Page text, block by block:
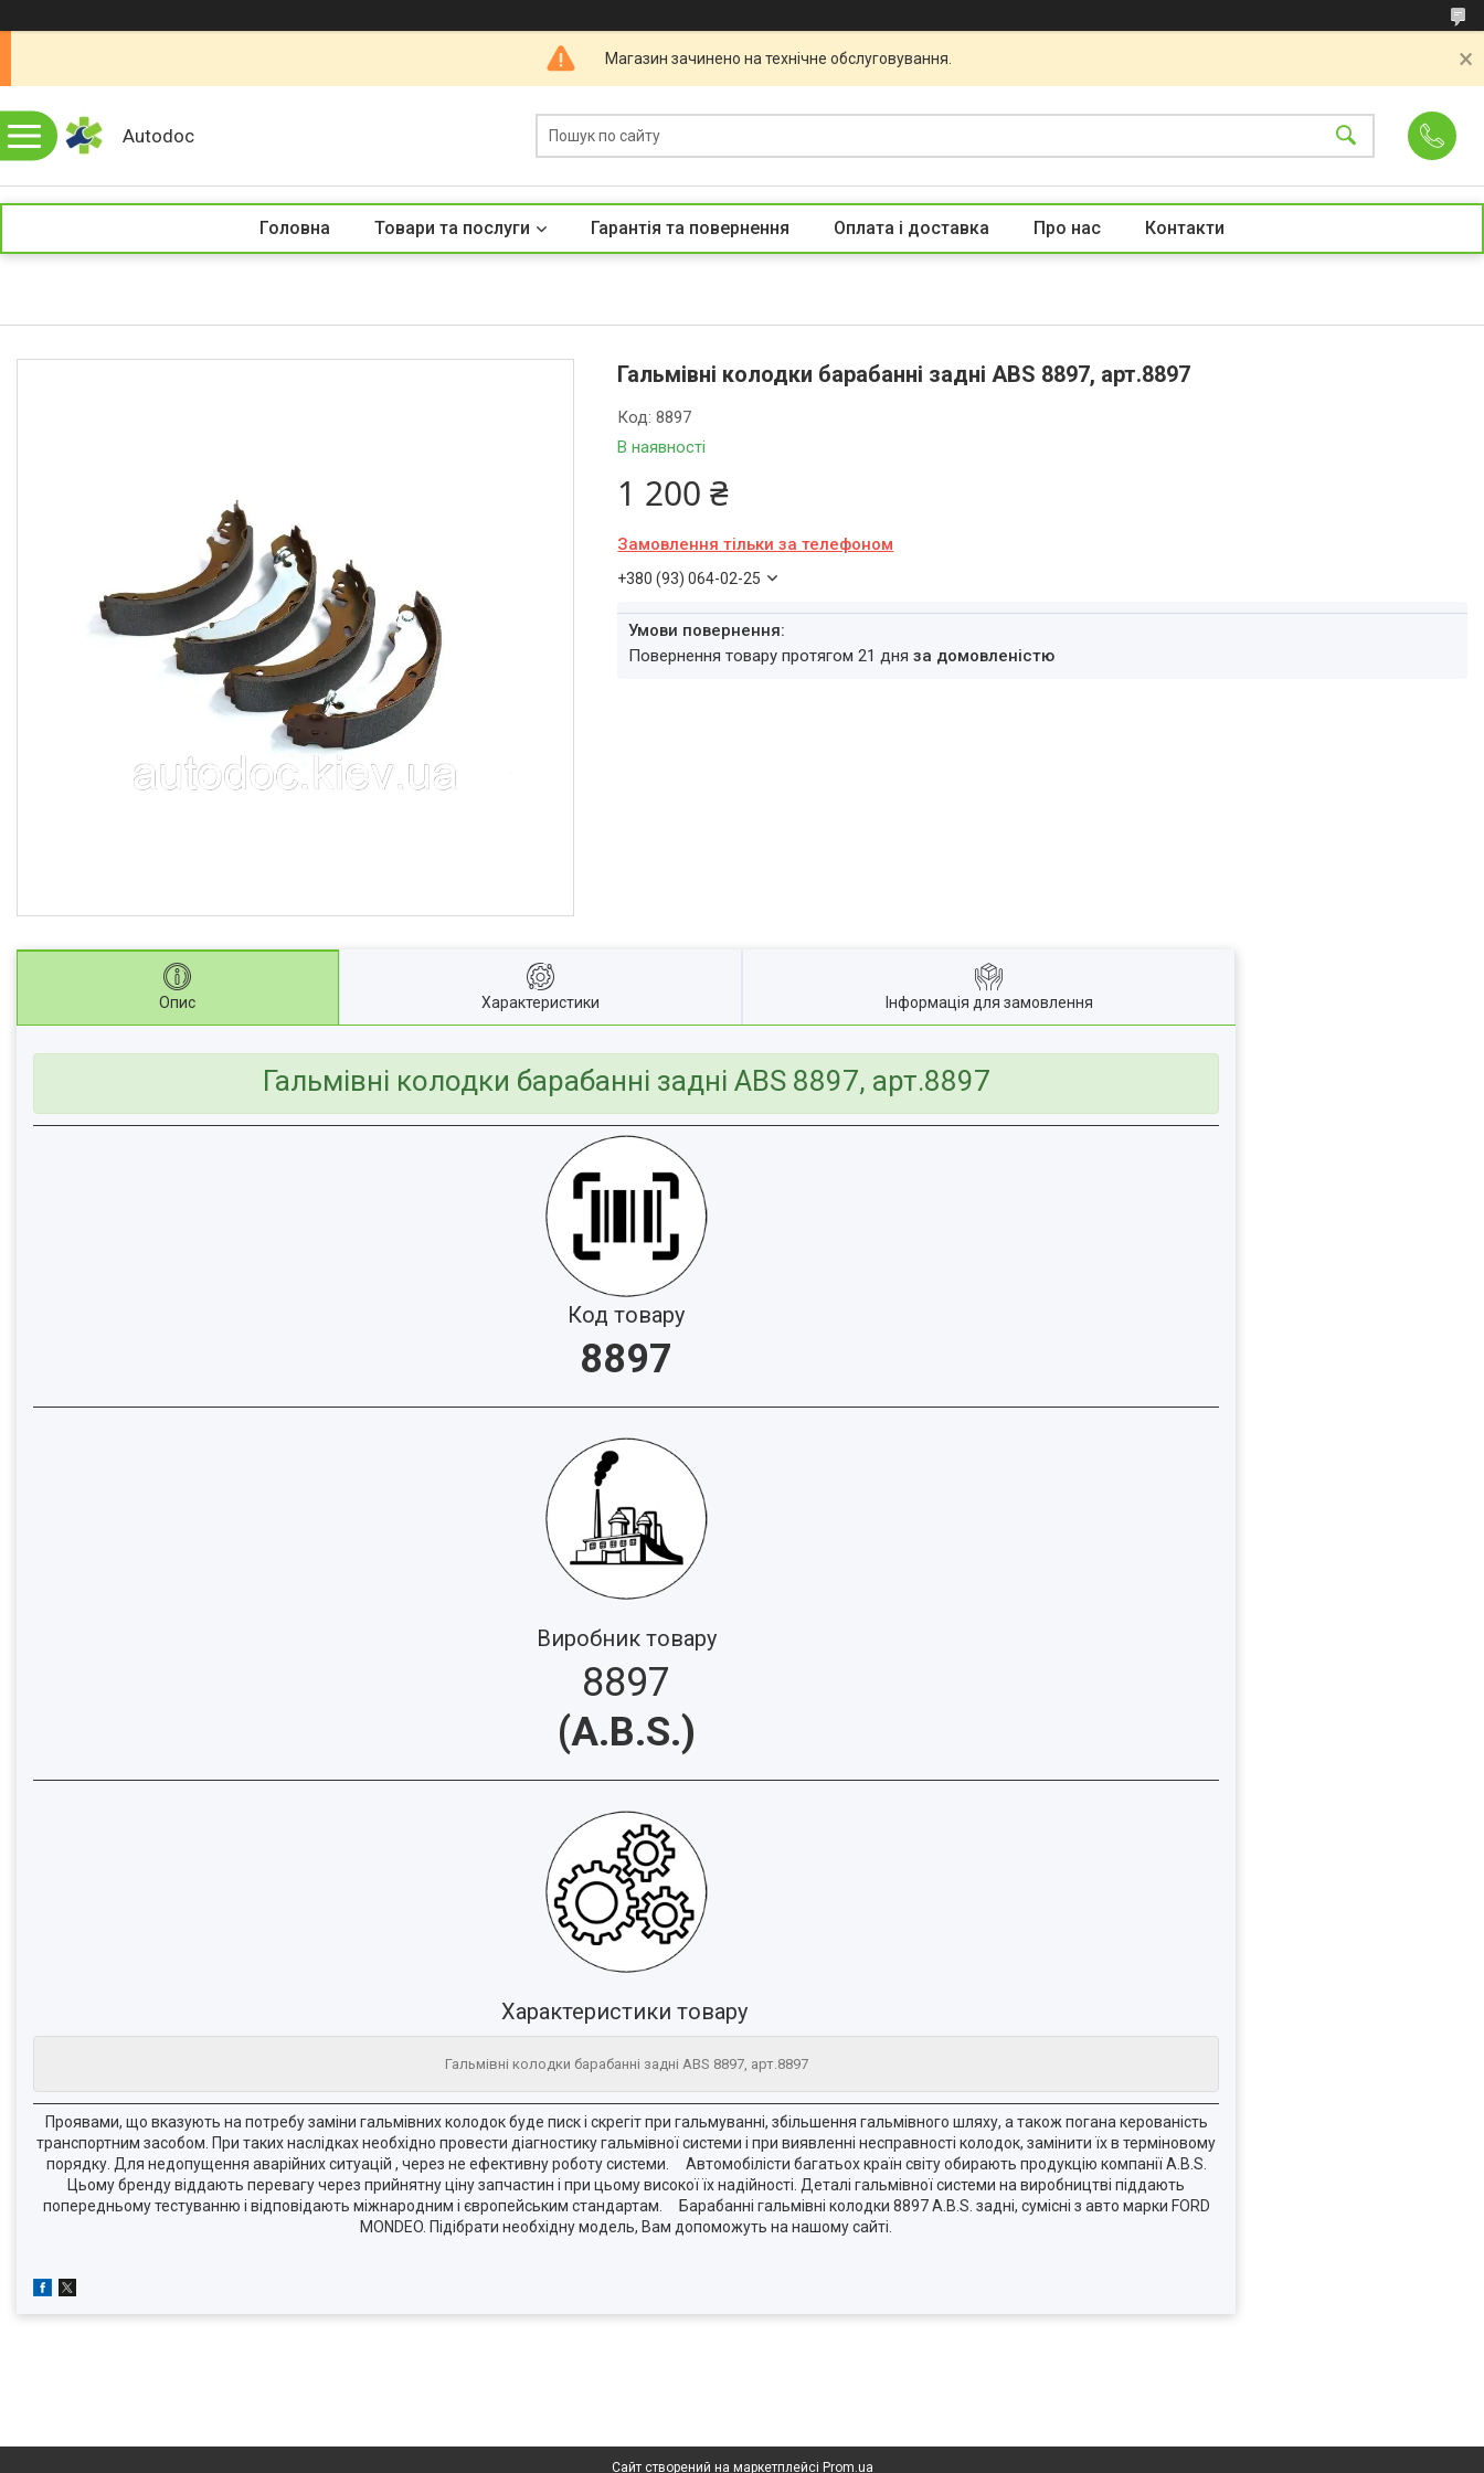
Магазин зачинено на технічне обслуговування.
Autodoc
Головна Товари та послуги Гарантія та повернення Оплата і доставка Про нас Контакти
Гальмівні колодки барабанні задні ABS 8897, арт.8897
В наявності
Код:8897
1 200 ₴
Замовлення тільки за телефоном
+380 (93) 064-02-25
повернення товару протягом 21 дняза домовленістю
Опис Характеристики Інформація для замовлення
Гальмівні колодки барабанні задні ABS 8897, арт.8897
Код товару
8897
Виробник товару
8897
(A.B.S.)
Характеристики товару
Гальмівні колодки барабанні задні ABS 8897, арт.8897
Проявами, що вказують на потребу заміни гальмівних колодок буде писк і скрегіт при гальмуванні, збільшення гальмівного шляху, а також погана керованість
транспортним засобом. При таких наслідках необхідно провести діагностику гальмівної системи і при виявленні несправності колодок, замінити їх в терміновому
порядку. Для недопущення аварійних ситуацій , через не ефективну роботу системи. Автомобілісти багатьох країн світу обирають продукцію компанії A.B.S.
Цьому бренду віддають перевагу через прийнятну ціну запчастин і при цьому високої їх надійності. Деталі гальмівної системи на виробництві піддають
попередньому тестуванню і відповідають міжнародним і європейським стандартам. Барабанні гальмівні колодки 8897 A.B.S. задні, сумісні з авто марки FORD
MONDEO. Підібрати необхідну модель, Вам допоможуть на нашому сайті.
Сайт створений на маркетплейсі Prom.ua